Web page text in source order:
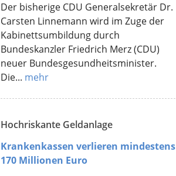
Der bisherige CDU Generalsekretär Dr.
Carsten Linnemann wird im Zuge der
Kabinettsumbildung durch
Bundeskanzler Friedrich Merz (CDU)
neuer Bundesgesundheitsminister.
Die... mehr
Hochriskante Geldanlage
Krankenkassen verlieren mindestens
170 Millionen Euro